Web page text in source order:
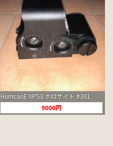
HurricanE XPS3 ホロサイト #301
9000円